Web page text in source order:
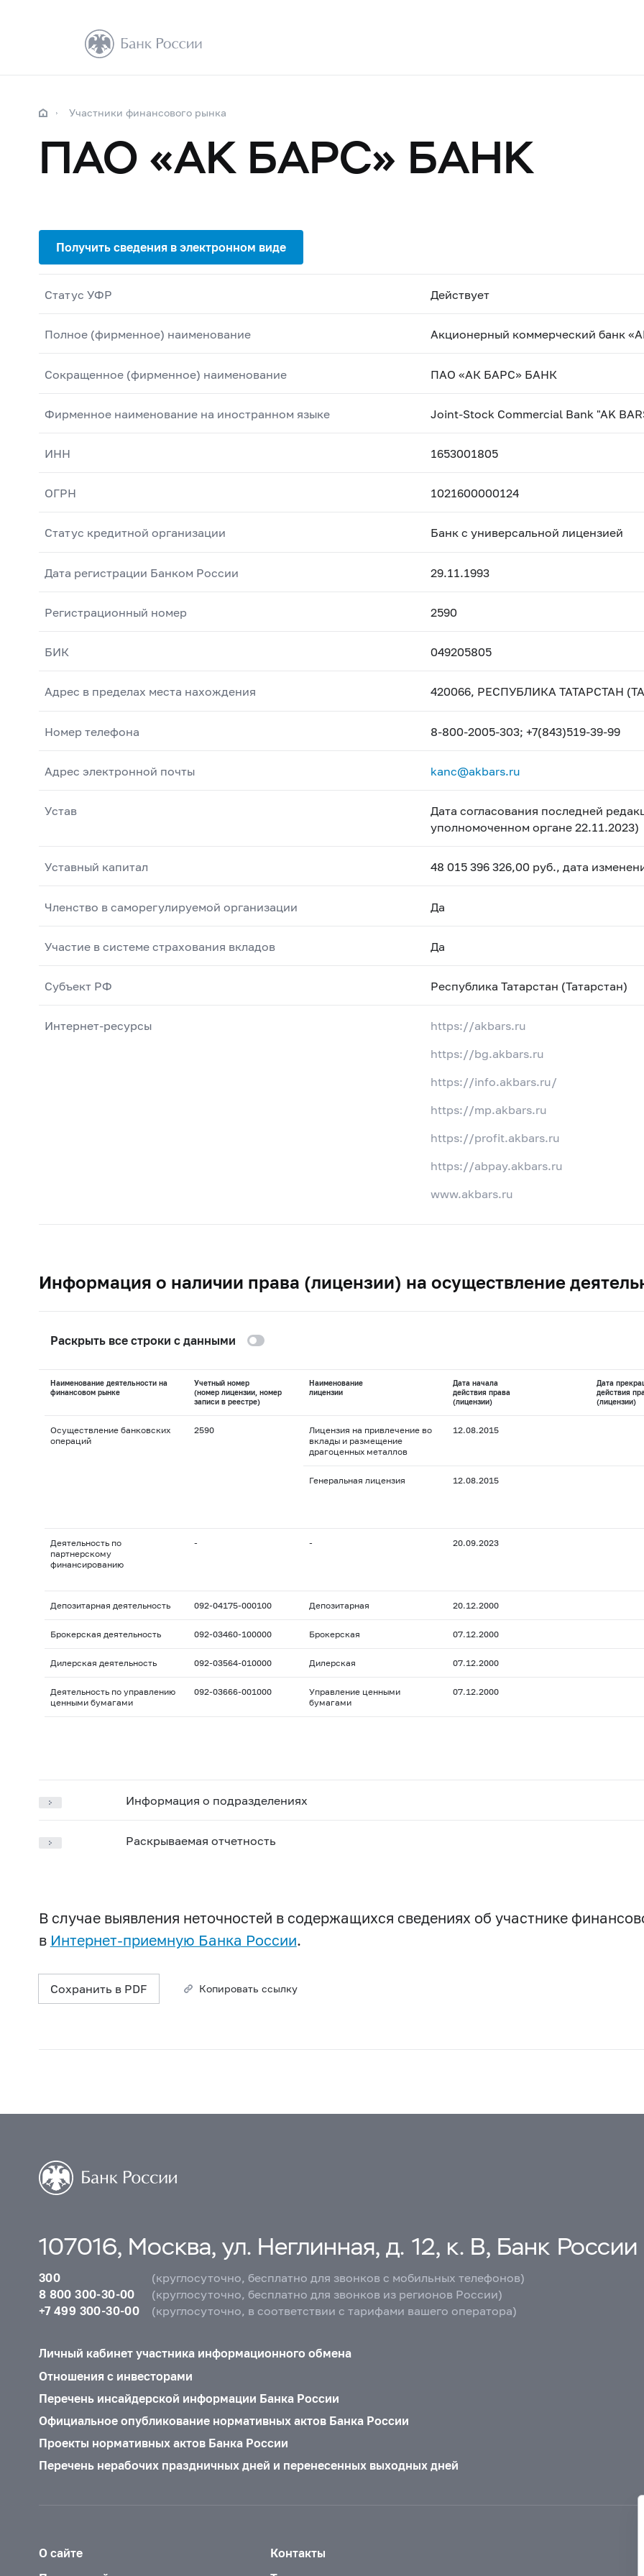
Участники финансового рынка
ПАО «АК БАРС» БАНК
Статус УФР Действует
Полное (фирменное) наименование Акционерный коммерческий банк
Сокращенное (фирменное) наименование ПАО «АК БАРС» БАНК
Фирменное наименование на иностранном языке Joint-Stock Commercial Bank "AK
ИНН 1653001805
ОГРН 1021600000124
Статус кредитной организации Банк с универсальной лицензией
Дата регистрации Банком России 29.11.1993
Регистрационный номер 2590
БИК 049205805
Адрес в пределах места нахождения 420066, РЕСПУБЛИКА ТАТАРСТАН
Номер телефона 8-800-2005-303; +7(843)519-39-99
Адрес электронной почты kanc@akbars.ru
Устав
Дата согласования последней
уполномоченном органе 22.11.2023)
Уставный капитал 48 015 396 326,00 руб., дата
Членство в саморегулируемой организации Да
Участие в системе страхования вкладов Да
Субъект РФ Республика Татарстан (Татарстан)
Интернет-ресурсы https://akbars.ru
https://bg.akbars.ru
https://info.akbars.ru/
https://mp.akbars.ru
https://profit.akbars.ru
https://аbpay.akbars.ru
www.akbars.ru
Информация о наличии права (лицензии) на осуществление
Раскрыть все строки с данными
Наименование деятельности на
финансовом рынке
Учетный номер
(номер лицензии, номер
записи в реестре)
Наименование
лицензии
Дата начала
действия права
(лицензии)
Дата
действия
(лицензии)
Осуществление банковских
операций
2590
Лицензия на привлечение во
вклады и размещение
драгоценных металлов
12.08.2015
Генеральная лицензия 12.08.2015
Деятельность по
партнерскому
финансированию
- - 20.09.2023
Депозитарная деятельность 092-04175-000100 Депозитарная 20.12.2000
Брокерская деятельность 092-03460-100000 Брокерская 07.12.2000
Дилерская деятельность 092-03564-010000 Дилерская 07.12.2000
Деятельность по управлению
ценными бумагами
092-03666-001000
Управление ценными
бумагами
07.12.2000
Информация о подразделениях
Раскрываемая отчетность
В случае выявления неточностей в содержащихся сведениях об участнике
в Интернет-приемную Банка России.
Сохранить в PDF Копировать ссылку
107016, Москва, ул. Неглинная, д. 12, к. В, Банк России
300
(круглосуточно, бесплатно для звонков с мобильных телефонов)
8 800 300-30-00
(круглосуточно, бесплатно для звонков из регионов России)
+7 499 300-30-00
(круглосуточно, в соответствии с тарифами вашего оператора)
Личный кабинет участника информационного обмена
Отношения с инвесторами
Перечень инсайдерской информации Банка России
Официальное опубликование нормативных актов Банка России
Проекты нормативных актов Банка России
Перечень нерабочих праздничных дней и перенесенных выходных дней
О сайте
Контакты